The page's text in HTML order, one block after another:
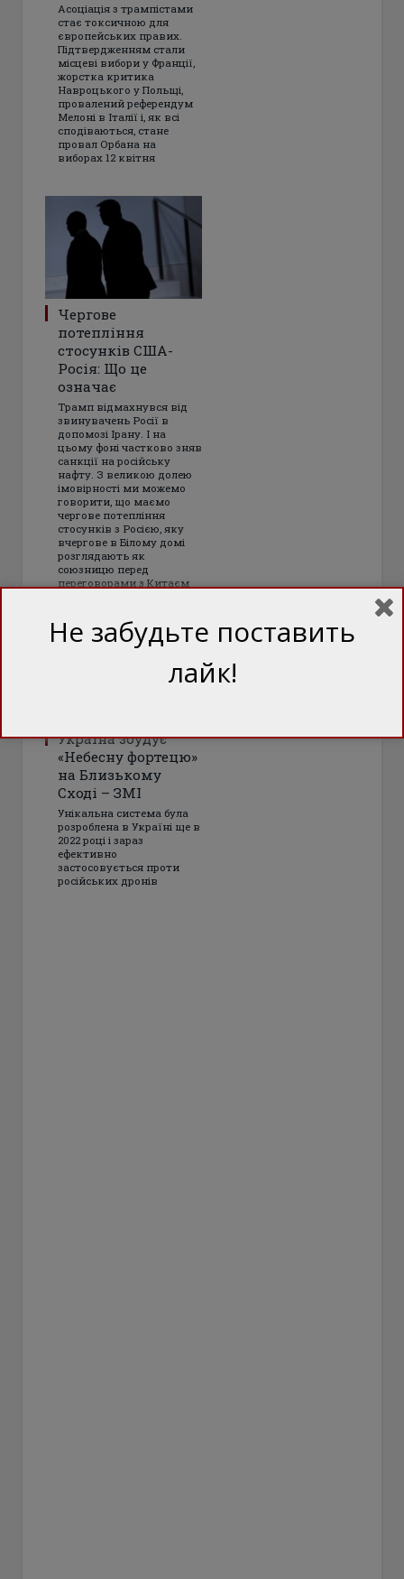
Асоціація з трампістами
стає токсичною для
європейських правих.
Підтвердженням стали
місцеві вибори у Франції,
жорстка критика
Навроцького у Польщі,
провалений референдум
Мелоні в Італії і, як всі
сподіваються, стане
провал Орбана на
виборах 12 квітня
Чергове
потепління
стосунків США-
Росія: Що це
означає
Трамп відмахнувся від
звинувачень Росії в
допомозі Ірану. І на
цьому фоні частково зняв
санкції на російську
нафту. З великою долею
імовірності ми можемо
говорити, що маємо
чергове потепління
стосунків з Росією, яку
вчергове в Білому домі
розглядають як
союзницю перед
переговорами з Китаєм
Україна збудує
«Небесну фортецю»
на Близькому
Сході – ЗМІ
Унікальна система була
розроблена в Україні ще в
2022 році і зараз
ефективно
застосовується проти
російських дронів
Не забудьте поставить
лайк!